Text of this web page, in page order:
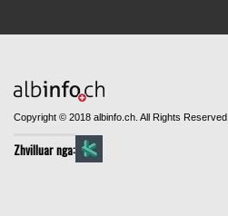
Copyright © 2018 albinfo.ch. All Rights Reserved.
Zhvilluar nga: